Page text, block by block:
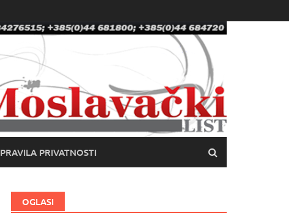
PRAVILA PRIVATNOSTI
OGLASI